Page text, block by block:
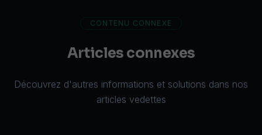
CONTENU CONNEXE
Articles connexes
Découvrez d'autres informations et solutions dans nos
articles vedettes